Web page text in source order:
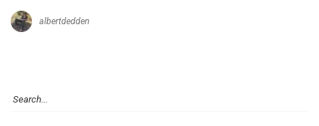
albertdedden